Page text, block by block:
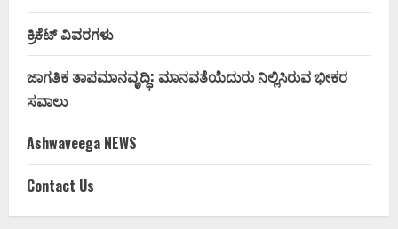
ಕ್ರಿಕೆಟ್ ವಿವರಗಳು
ಜಾಗತಿಕ ತಾಪಮಾನವೃದ್ಧಿ: ಮಾನವತೆಯೆದುರು ನಿಲ್ಲಿಸಿರುವ ಭೀಕರ
ಸವಾಲು
Ashwaveega NEWS
Contact Us